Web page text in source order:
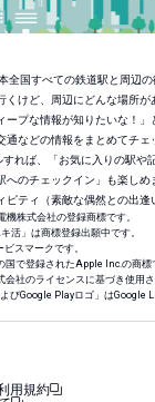
全国すべての鉄道駅と周辺
くけど、周辺にどんな場所
ープな情報が知りたいな！」
通などの情報をまとめてチ
れば、「お気に入りの駅や
へのチェックイン」も楽しめ
ピティ（素敵な偶然との出逢
機株式会社の登録商標です。
活」は商標登録出願中です。
スマークです。
国で登録されたApple Inc.の商標
社のライセンスに基づき使用さ
びGoogle Playロゴ」はGoogle
用規約